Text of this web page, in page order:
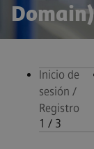
Inicio de
sesión /
Registro
1 / 3